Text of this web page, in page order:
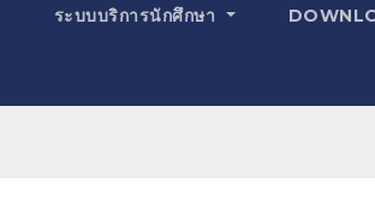
ระบบบริการนักศึกษา